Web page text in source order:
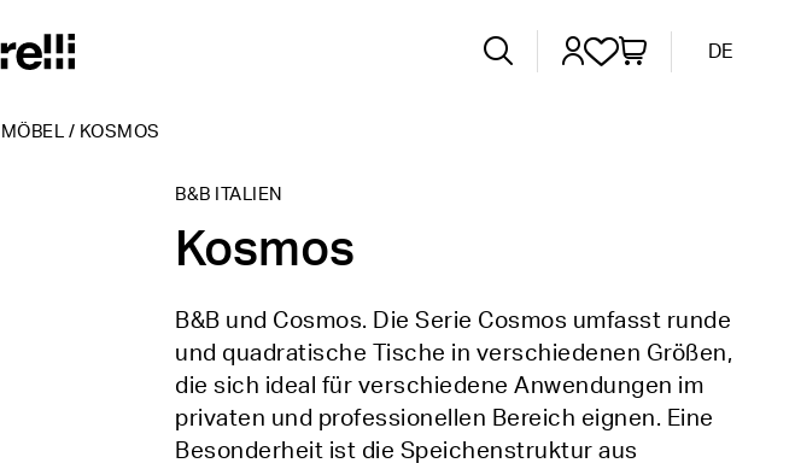
DE
MÖBEL / KOSMOS
B&B ITALIEN
Kosmos
B&B und Cosmos. Die Serie Cosmos umfasst runde
und quadratische Tische in verschiedenen Größen,
die sich ideal für verschiedene Anwendungen im
privaten und professionellen Bereich eignen. Eine
Besonderheit ist die Speichenstruktur aus